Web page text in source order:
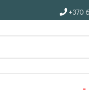
+370